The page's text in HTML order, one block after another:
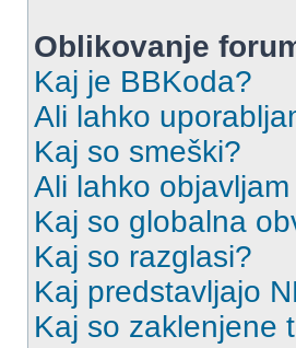
Oblikovanje
Kaj je BBKoda?
Ali lahko
Kaj so smeški?
Ali lahko
Kaj so globalna
Kaj so razglasi?
Kaj predstavljajo
Kaj so zaklenjene